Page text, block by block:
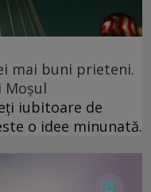
mai buni prieteni.
Moșul
iubitoare de
o idee minunată.